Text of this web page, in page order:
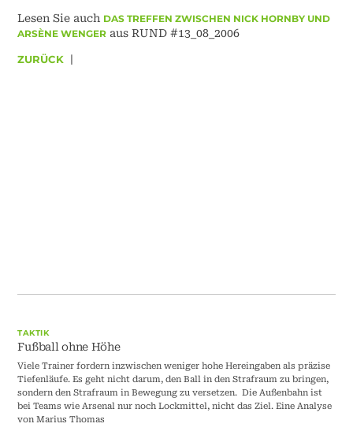
Lesen Sie auch DAS TREFFEN ZWISCHEN NICK HORNBY UND
ARSÈNE WENGER aus RUND #13_08_2006
ZURÜCK |
TAKTIK
Fußball ohne Höhe
Viele Trainer fordern inzwischen weniger hohe Hereingaben als präzise
Tiefenläufe. Es geht nicht darum, den Ball in den Strafraum zu bringen,
sondern den Strafraum in Bewegung zu versetzen. Die Außenbahn ist
bei Teams wie Arsenal nur noch Lockmittel, nicht das Ziel. Eine Analyse
von Marius Thomas